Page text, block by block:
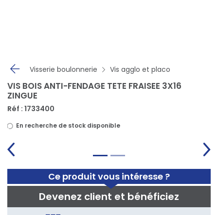
Visserie boulonnerie Vis agglo et placo
Ce produit vous intéresse ?
Devenez client et bénéficiez
VIS BOIS ANTI-FENDAGE TETE FRAISEE 3X16
ZINGUE
Réf : 1733400
En recherche de stock disponible